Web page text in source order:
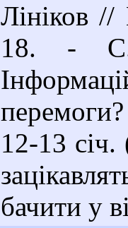
Лініков
18. - С.
12-13
бачити у